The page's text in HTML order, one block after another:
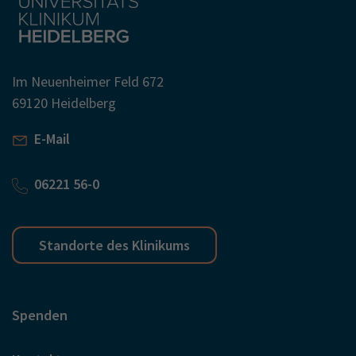
Im Neuenheimer Feld 672
69120 Heidelberg
E-Mail
06221 56-0
Standorte des Klinikums
Spenden